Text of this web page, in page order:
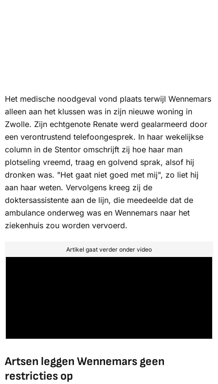
Het medische noodgeval vond plaats terwijl Wennemars
alleen aan het klussen was in zijn nieuwe woning in
Zwolle. Zijn echtgenote Renate werd gealarmeerd door
een verontrustend telefoongesprek. In haar wekelijkse
column in de Stentor omschrijft zij hoe haar man
plotseling vreemd, traag en golvend sprak, alsof hij
dronken was. "Het gaat niet goed met mij", zo liet hij
aan haar weten. Vervolgens kreeg zij de
doktersassistente aan de lijn, die meedeelde dat de
ambulance onderweg was en Wennemars naar het
ziekenhuis zou worden vervoerd.
Artikel gaat verder onder video
Artsen leggen Wennemars geen
restricties op